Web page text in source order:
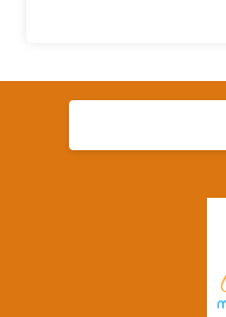
Ricerca